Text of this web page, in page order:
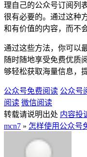
理自己的公众号订阅列
很有必要的。通过这种
和有价值的内容，而不
通过这些方法，你可以
随时随地享受免费优质
够轻松获取海量信息，
公众号免费阅读 公众号
阅读 微信阅读
转载请说明出处 内容投
mcn7 » 怎样使用公众号